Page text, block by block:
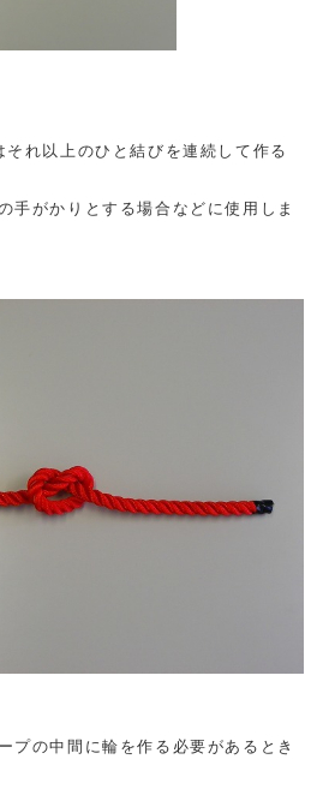
れ以上のひと結びを連続して作る
がかりとする場合などに使用しま
の中間に輪を作る必要があるとき